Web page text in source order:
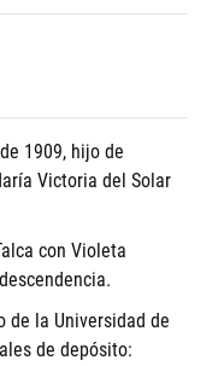
1909, hijo de
Victoria del Solar
con Violeta
de la Universidad de
de depósito: